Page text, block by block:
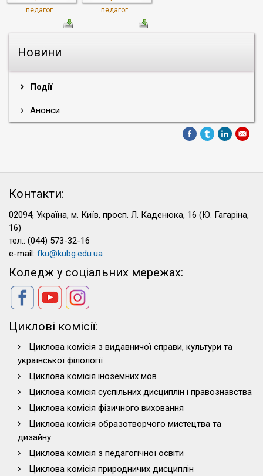
Новини
Події
Анонси
педагог...
педагог...
Контакти:
02094, Україна, м. Київ, просп. Л. Каденюка, 16 (Ю. Гагаріна,
16)
тел.: (044) 573-32-16
e-mail: fku@kubg.edu.ua
Коледж у соціальних мережах:
Циклові комісії:
Циклова комісія з видавничої справи, культури та
української філології
Циклова комісія іноземних мов
Циклова комісія суспільних дисциплін і правознавства
Циклова комісія фізичного виховання
Циклова комісія образотворчого мистецтва та
дизайну
Циклова комісія з педагогічної освіти
Циклова комісія природничих дисциплін